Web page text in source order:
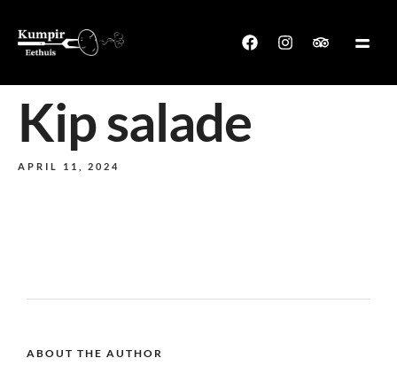
Kip salade
APRIL 11, 2024
ABOUT THE AUTHOR